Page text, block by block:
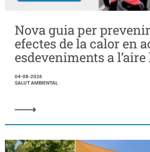
Nova guia per
efectes de la calor en
esdeveniments a
04-08-2026
SALUT AMBIENTAL